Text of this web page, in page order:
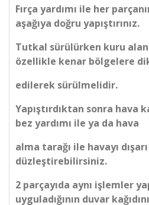
Fırça yardımı ile her
aşağıya doğru yapıştırınız.
Tutkal sürülürken kuru
özellikle kenar bölgelere
edilerek sürülmelidir.
Yapıştırdıktan sonra hava
bez yardımı ile ya da hava
alma tarağı ile havayı
düzleştirebilirsiniz.
2 parçayıda aynı işlemler
uyguladığının duvar